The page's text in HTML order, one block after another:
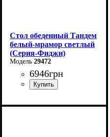
Стол обеденный Тандем
белый-мрамор светлый
(Серия-Фиджи)
29472
6946грн
Ширина: 120 см